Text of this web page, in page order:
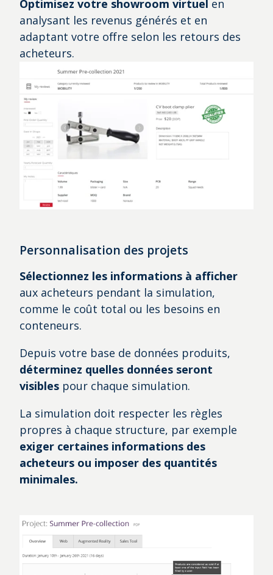
Optimisez votre showroom virtuel en
analysant les revenus générés et en
adaptant votre offre selon les retours des
acheteurs.
Personnalisation des projets
Sélectionnez les informations à afficher
aux acheteurs pendant la simulation,
comme le coût total ou les besoins en
conteneurs.
Depuis votre base de données produits,
déterminez quelles données seront
visibles pour chaque simulation.
La simulation doit respecter les règles
propres à chaque structure, par exemple
exiger certaines informations des
acheteurs ou imposer des quantités
minimales.